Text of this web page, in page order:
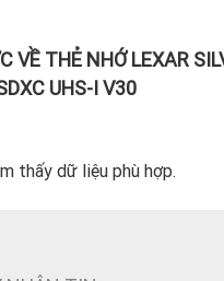
VỀ THẺ NHỚ LEXAR
UHS-I V30
thấy dữ liệu phù hợp.